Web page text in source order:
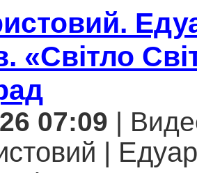
«Світло
07:09 |
|